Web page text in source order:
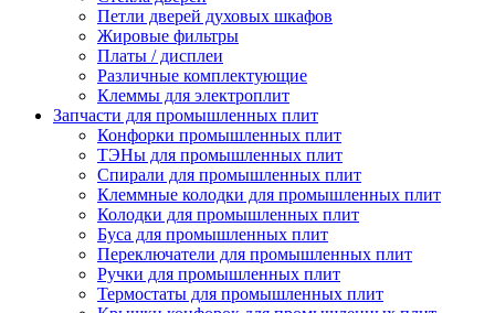
Петли дверей духовых шкафов
Жировые фильтры
Платы / дисплеи
Различные комплектующие
Клеммы для электроплит
Запчасти для промышленных плит
Конфорки промышленных плит
ТЭНы для промышленных плит
Спирали для промышленных плит
Клеммные колодки для промышленных плит
Колодки для промышленных плит
Буса для промышленных плит
Переключатели для промышленных плит
Ручки для промышленных плит
Термостаты для промышленных плит